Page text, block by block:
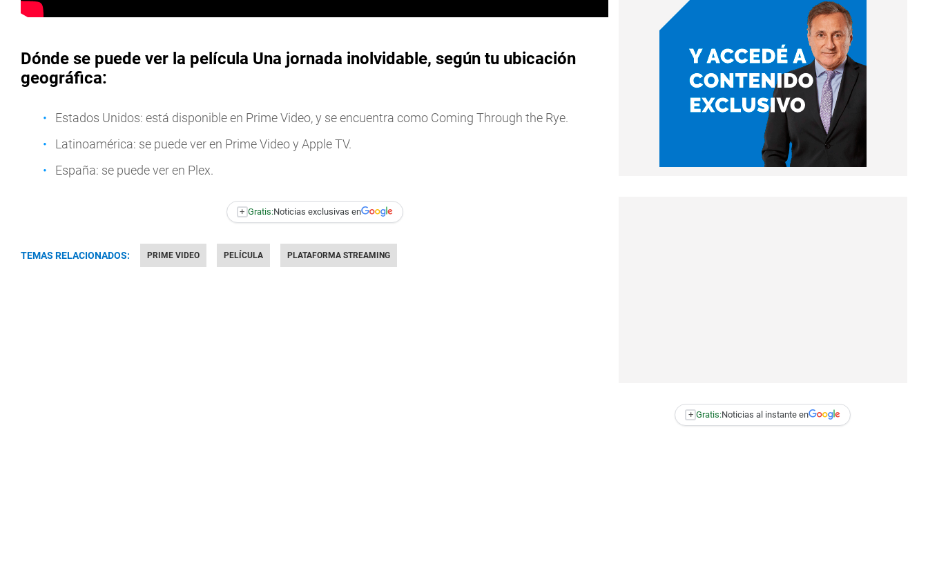
Dónde se puede ver la película Una jornada inolvidable, según tu ubicación
geográfica:
Estados Unidos: está disponible en Prime Video, y se encuentra como Coming Through the Rye.
Latinoamérica: se puede ver en Prime Video y Apple TV.
España: se puede ver en Plex.
+ Gratis:Noticias exclusivas en
TEMAS RELACIONADOS: PRIME VIDEO PELÍCULA PLATAFORMA STREAMING
+ Gratis:Noticias al instante en